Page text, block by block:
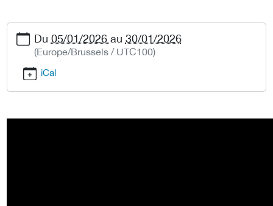
Du 05/01/2026 au 30/01/2026
(Europe/Brussels / UTC100)
iCal